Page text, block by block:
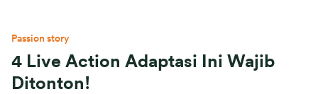
Passion story
4 Live Action Adaptasi Ini Wajib
Ditonton!